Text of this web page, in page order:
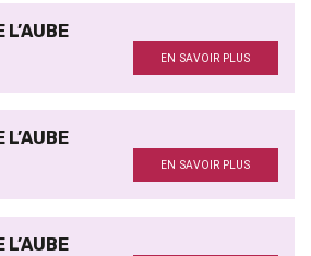
L’AUBE
EN SAVOIR PLUS
L’AUBE
EN SAVOIR PLUS
L’AUBE